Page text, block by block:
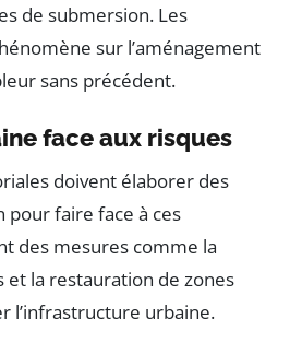
de submersion. Les
sur l’aménagement
sans précédent.
face aux risques
doivent élaborer des
pour faire face à ces
des mesures comme la
et la restauration de zones
l’infrastructure urbaine.